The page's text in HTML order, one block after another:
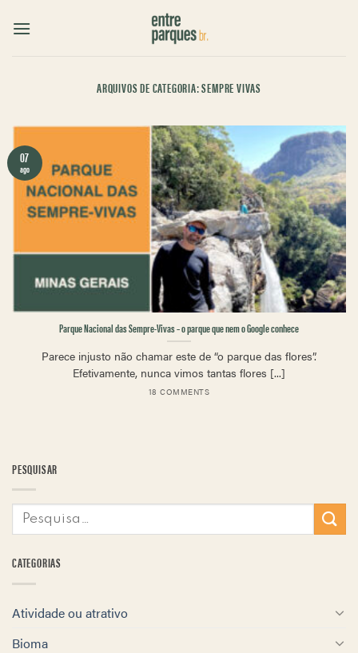
ARQUIVOS DE CATEGORIA:SEMPRE VIVAS
PESQUISAR
CATEGORIAS
Atividade ou atrativo
Bioma
Parque Nacional das Sempre-Vivas – o parque que nem o Google conhece
Parece injusto não chamar este de “o parque das flores”.
Efetivamente, nunca vimos tantas flores [...]
18 COMMENTS
07
ago